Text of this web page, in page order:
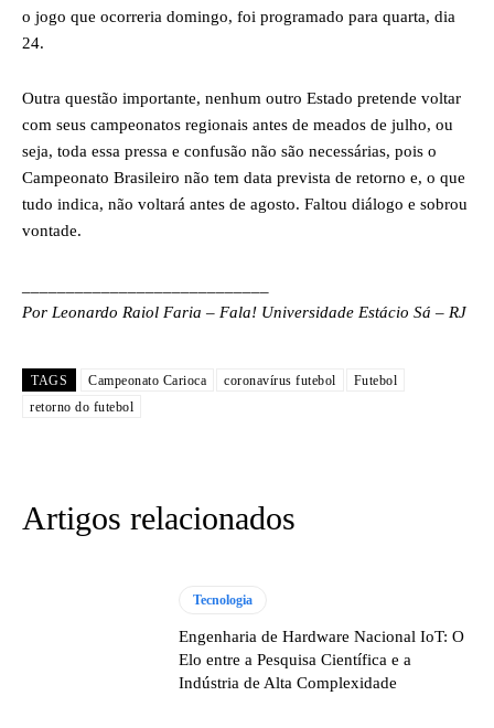
o jogo que ocorreria domingo, foi programado para quarta, dia
24.
Outra questão importante, nenhum outro Estado pretende voltar
com seus campeonatos regionais antes de meados de julho, ou
seja, toda essa pressa e confusão não são necessárias, pois o
Campeonato Brasileiro não tem data prevista de retorno e, o que
tudo indica, não voltará antes de agosto. Faltou diálogo e sobrou
vontade.
Por Leonardo Raiol Faria – Fala! Universidade Estácio Sá – RJ
TAGS Campeonato Carioca coronavírus futebol
Futebol
retorno do futebol
Artigos relacionados
Tecnologia
Engenharia de Hardware Nacional IoT: O
Elo entre a Pesquisa Científica e a
Indústria de Alta Complexidade